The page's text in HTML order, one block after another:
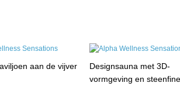
aan de vijver
Designsauna met 3D-
vormgeving en